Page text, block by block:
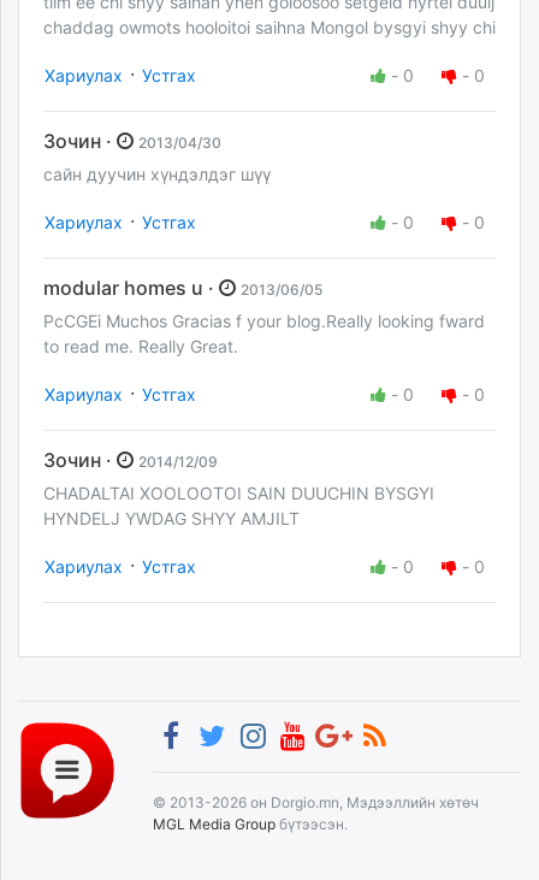
chaddag owmots hooloitoi saihna Mongol bysgyi shyy chi
Хариулах · Устгах - 0 - 0
Зочин · 2013/04/30
сайн дуучин хүндэлдэг шүү
Хариулах · Устгах - 0 - 0
modular homes u · 2013/06/05
PcCGEi Muchos Gracias f your blog.Really looking fward
to read me. Really Great.
Хариулах · Устгах - 0 - 0
Зочин · 2014/12/09
CHADALTAI XOOLOOTOI SAIN DUUCHIN BYSGYI
HYNDELJ YWDAG SHYY AMJILT
Хариулах · Устгах - 0 - 0
© 2013-2026 он Dorgio.mn, Мэдээллийн хөтөч
MGL Media Group бүтээсэн.